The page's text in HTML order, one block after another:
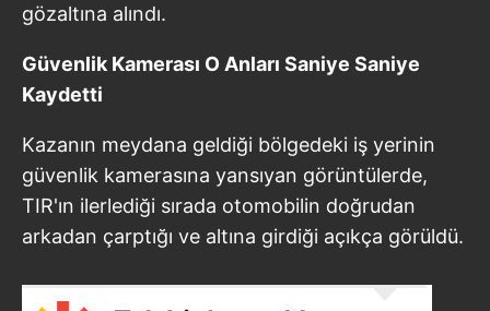
gözaltına alındı.
Güvenlik Kamerası O Anları Saniye Saniye
Kaydetti
Kazanın meydana geldiği bölgedeki iş yerinin
güvenlik kamerasına yansıyan görüntülerde,
TIR'ın ilerlediği sırada otomobilin doğrudan
arkadan çarptığı ve altına girdiği açıkça görüldü.